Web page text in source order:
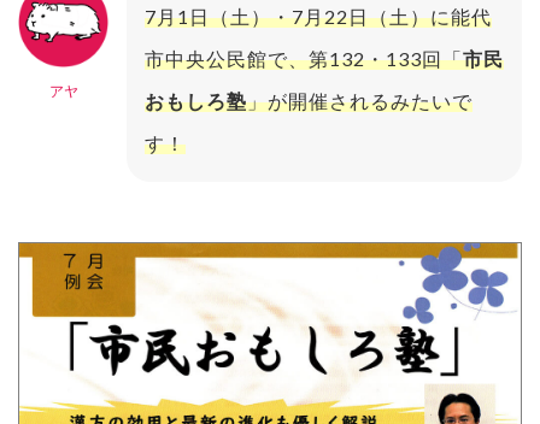
アヤ
7月1日（土）・7月22日（土）に能代
市中央公民館で、第132・133回「市民
おもしろ塾」が開催されるみたいで
す！